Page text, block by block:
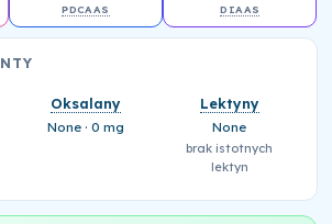
PDCAAS DIAAS
Oksalany
None · 0 mg
Lektyny
None
brak istotnych
lektyn